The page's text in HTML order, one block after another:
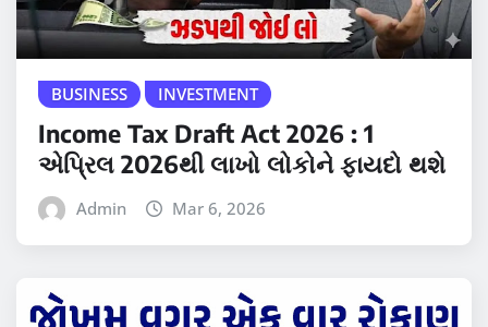
BUSINESS INVESTMENT
Income Tax Draft Act 2026 : 1
એપ્રિલ 2026થી લાખો લોકોને ફાયદો થશે
Admin Mar 6, 2026